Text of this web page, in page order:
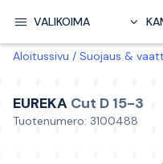
VALIKOIMA
Aloitussivu Suojaus &
EUREKA Cut D 15-3
Tuotenumero: 3100488